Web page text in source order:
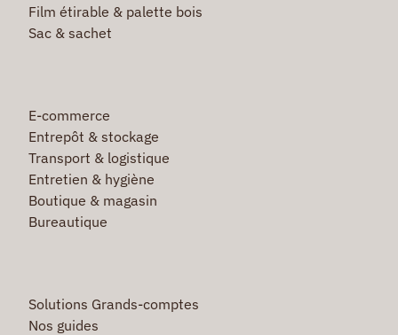
Film étirable & palette bois
Sac & sachet
E-commerce
Entrepôt & stockage
Transport & logistique
Entretien & hygiène
Boutique & magasin
Bureautique
Solutions Grands-comptes
Nos guides